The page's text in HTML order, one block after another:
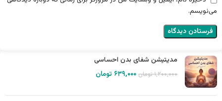
می‌نویسم.
مدیتیشن شفای بدن احساسی
۱,۲۰۰,۰۰۰تومان ۶۳۹,۰۰۰ تومان